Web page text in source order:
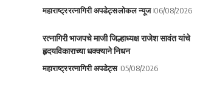
महाराष्ट्ररत्नागिरी अपडेट्सलोकल न्यूज 06/08/2026
रत्नागिरी भाजपचे माजी जिल्हाध्यक्ष राजेश सावंत यांचे
हृदयविकाराच्या धक्क्याने निधन
महाराष्ट्ररत्नागिरी अपडेट्स 05/08/2026